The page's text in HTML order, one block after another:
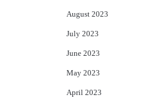
August 2023
July 2023
June 2023
May 2023
April 2023